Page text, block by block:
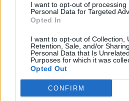
I want to opt-out of processing
Personal Data for Targeted
Opted In
I want to opt-out of Collection,
Retention, Sale, and/or
Personal Data that Is
Purposes for which it was
Opted Out
CONFIRM
πολύχρωμη, πλούσια σε
διατροφή για να
υγιές και νεανικό!